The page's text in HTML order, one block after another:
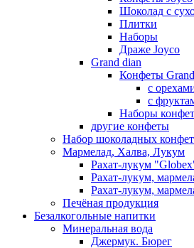
Шоколад с
Плитки
Наборы
Драже Joyco
Grand dian
Конфеты
с
с
Наборы
другие конфеты
Набор шоколадных конфет
Мармелад, Халва, Лукум
Рахат-лукум
Рахат-лукум,
Рахат-лукум,
Печёная продукция
Безалкогольные напитки
Минеральная вода
Джермук. Бюрег